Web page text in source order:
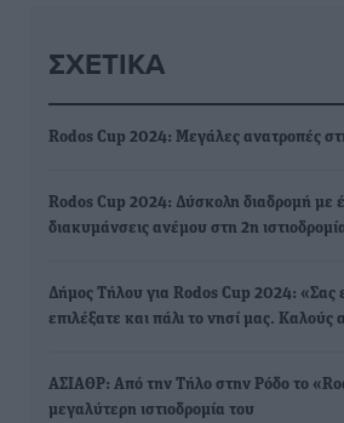
ΣΧΕΤΙΚΆ
Rodos Cup 2024: Μεγάλες ανατροπές
Rodos Cup 2024: Δύσκολη διαδρομή με
διακυμάνσεις ανέμου στη 2η
Δήμος Τήλου για Rodos Cup 2024: «Σας
επιλέξατε και πάλι το νησί μας. Καλούς
ΑΣΙΑΘΡ: Από την Τήλο στην Ρόδο το
μεγαλύτερη ιστιοδρομία του